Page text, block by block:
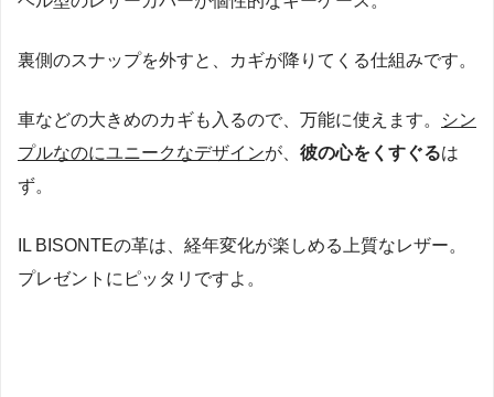
裏側のスナップを外すと、カギが降りてくる仕組みです。
車などの大きめのカギも入るので、万能に使えます。
シン
プルなのにユニークなデザインが、 彼の心をくすぐるは
ず。
IL BISONTEの革は、経年変化が楽しめる上質なレザー。
プレゼントにピッタリですよ。